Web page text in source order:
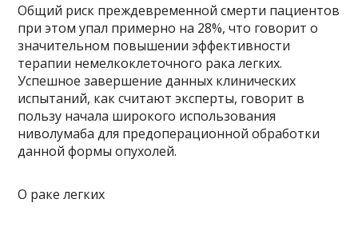
Общий риск преждевременной смерти пациентов
при этом упал примерно на 28%, что говорит о
значительном повышении эффективности
терапии немелкоклеточного рака легких.
Успешное завершение данных клинических
испытаний, как считают эксперты, говорит в
пользу начала широкого использования
ниволумаба для предоперационной обработки
данной формы опухолей.
О раке легких